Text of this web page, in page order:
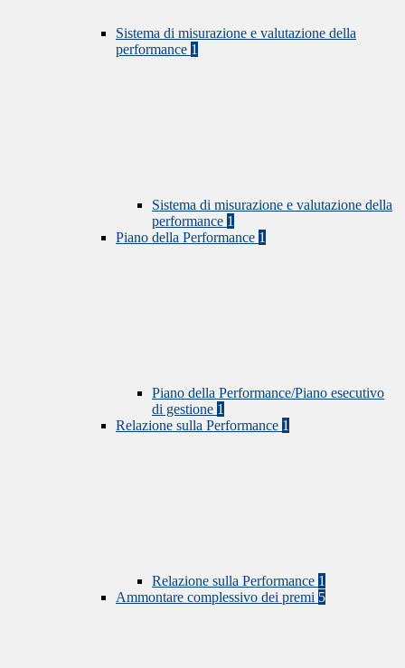
Sistema di misurazione e valutazione della
performance 1
Sistema di misurazione e valutazione della
performance 1
Piano della Performance 1
Piano della Performance/Piano esecutivo
di gestione 1
Relazione sulla Performance 1
Relazione sulla Performance 1
Ammontare complessivo dei premi 5